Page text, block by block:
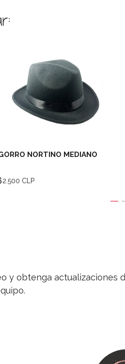
NORTINO MEDIANO
Ver detalles
CLP
y obtenga actualizaciones